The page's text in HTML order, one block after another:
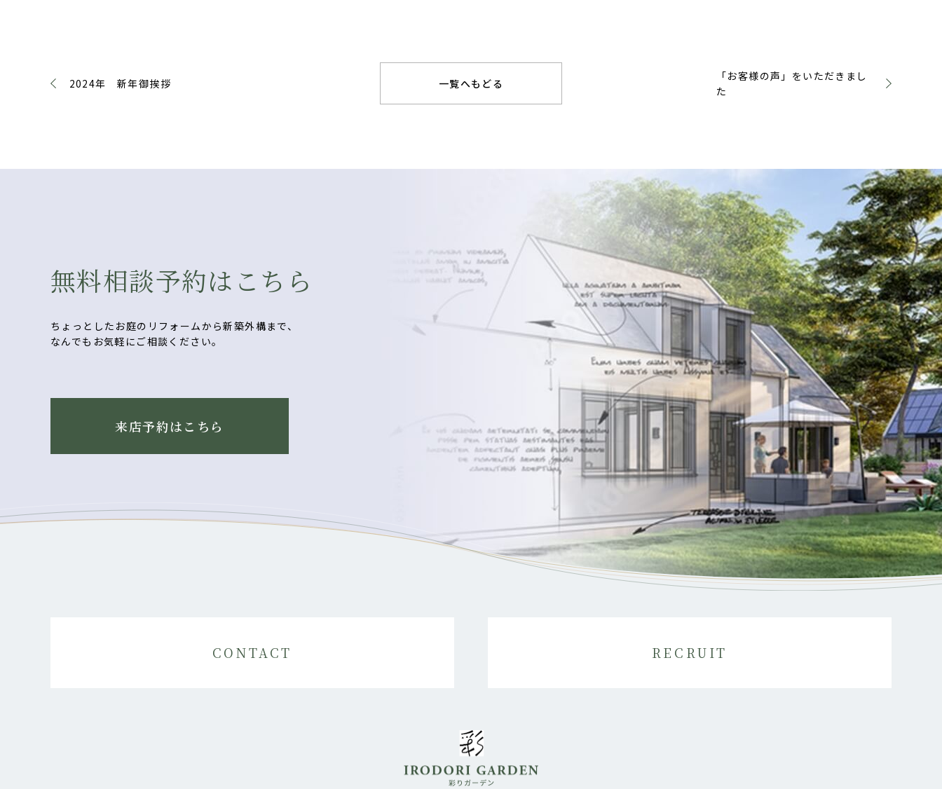
2024年 新年御挨拶 一覧へもどる
「お客様の声」をいただきまし
た
無料相談予約はこちら
ちょっとしたお庭のリフォームから新築外構まで、
なんでもお気軽にご相談ください。
来店予約はこちら
CONTACT RECRUIT